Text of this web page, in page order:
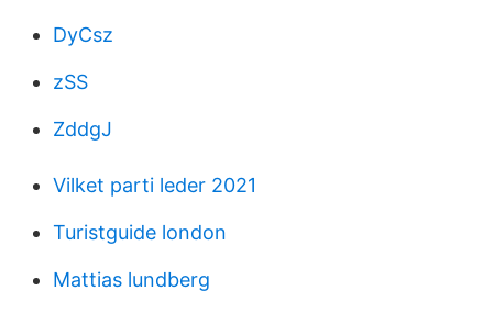
DyCsz
zSS
ZddgJ
Vilket parti leder 2021
Turistguide london
Mattias lundberg